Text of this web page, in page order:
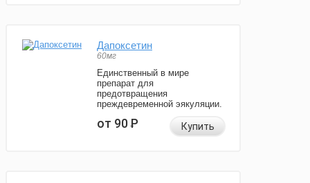
Дапоксетин
60мг
Единственный в мире
препарат для
предотвращения
преждевременной эякуляции.
от 90Р Купить